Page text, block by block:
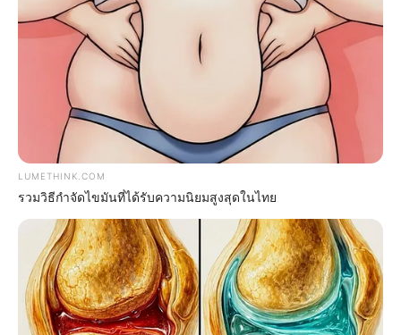
คนวันพุธ
ไพ่ประจำวันของท่านในวันนี้ คือ ไพ่อุปสรรค
โชคลาภจะมาจากการเดินทาง หรือยานพาหนะ การ
LUMETHINK.COM
รวมวิธีกำจัดไขมันที่ได้รับความนิยมสูงสุดในไทย